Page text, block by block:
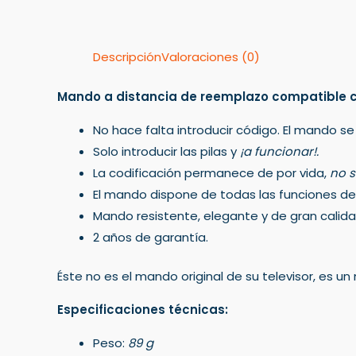
DescripciónValoraciones (0)
Mando a distancia de reemplazo compatible
No hace falta introducir código. El mando
Solo introducir las pilas y ¡a funcionar!.
La codificación permanece de por vida, no
El mando dispone de todas las funciones
Mando resistente, elegante y de gran
2 años de garantía.
Éste no es el mando original de su televisor, es
Especificaciones técnicas:
Peso: 89 g